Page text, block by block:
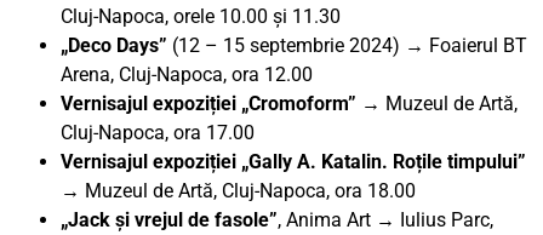
Cluj-Napoca, orele 10.00 și 11.30
„Deco Days” (12 – 15 septembrie 2024) → Foaierul BT
Arena, Cluj-Napoca, ora 12.00
Vernisajul expoziției „Cromoform” → Muzeul de Artă,
Cluj-Napoca, ora 17.00
Vernisajul expoziției „Gally A. Katalin. Roțile timpului”
→ Muzeul de Artă, Cluj-Napoca, ora 18.00
„Jack și vrejul de fasole”, Anima Art → Iulius Parc,